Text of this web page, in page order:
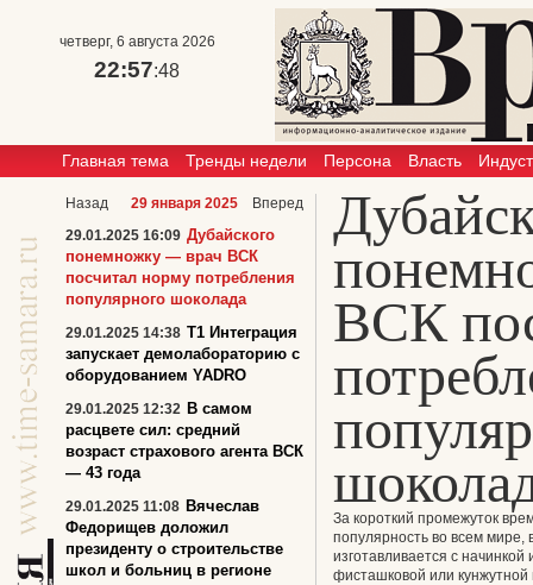
четверг, 6 августа 2026
22:57:48
Главная тема Тренды недели Персона Власть
ВСК
За короткий промежуток
популярность во всем мире,
изготавливается с
фисташковой или
Назад 29 января 2025
Вперед
29.01.2025 16:09 Дубайского
понемножку — врач ВСК
посчитал норму потребления
популярного шоколада
29.01.2025 14:38 Т1 Интеграция
запускает демолабораторию с
оборудованием YADRO
29.01.2025 12:32 В самом
расцвете сил: cредний
возраст страхового агента ВСК
— 43 года
29.01.2025 11:08 Вячеслав
Федорищев доложил
президенту о строительстве
школ и больниц в регионе